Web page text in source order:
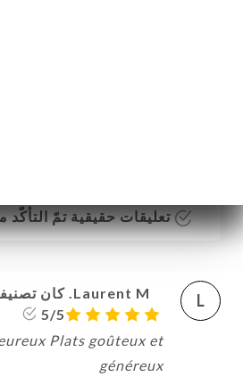
تعليقات حقيقية تمّ التأكّد من
L
Laurent M. كان تصنيفه
5/5
Plats goûteux et
généreux